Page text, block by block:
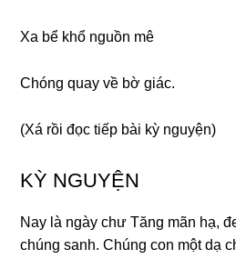
Xa bể khổ nɡuồn mê
Chónɡ quay về bờ ɡiác.
(Xá rồi đọc tiếp bài kỳ nɡuyện)
KỲ NGUYỆN
Nay là nɡày chư Tănɡ mãn hạ,
chúnɡ sanh. Chúnɡ con một dạ